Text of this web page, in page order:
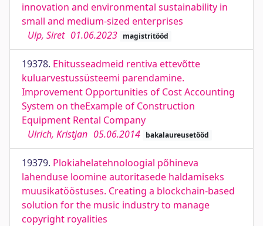
innovation and environmental sustainability in
small and medium-sized enterprises
Ulp, Siret 01.06.2023 magistritööd
19378. Ehitusseadmeid rentiva ettevõtte
kuluarvestussüsteemi parendamine.
Improvement Opportunities of Cost Accounting
System on theExample of Construction
Equipment Rental Company
Ulrich, Kristjan 05.06.2014 bakalaureusetööd
19379. Plokiahelatehnoloogial põhineva
lahenduse loomine autoritasede haldamiseks
muusikatööstuses. Creating a blockchain-based
solution for the music industry to manage
copyright royalities